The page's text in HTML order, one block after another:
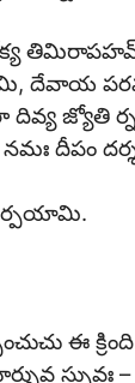
దేవాయ
జ్యోతి
దీపం
ఈ
స్సువః